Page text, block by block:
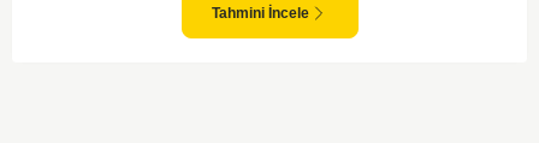
ve kadro kalitesi faktörleri dikkate alındığında, deplasmanda da etkili bir
performans sergilemesi beklenebilir. İki takımın son dönem form durumları
Tahmini İncele